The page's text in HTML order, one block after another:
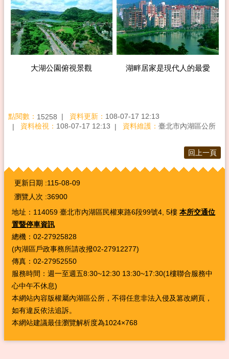
大湖公園俯視景觀 湖畔居家是現代人的最愛
點閱數： 15258 資料更新： 108-07-17 12:13
資料檢視： 108-07-17 12:13 資料維護： 臺北市內湖區公所
回上一頁
:::
更新日期
115-08-09
瀏覽人次 36900
地址：114059 臺北市內湖區民權東路6段99號4, 5樓 本所交通位
置暨停車資訊
總機：02-27925828
(內湖區戶政事務所請改撥02-27912277)
傳真：02-27952550
服務時間：週一至週五8:30~12:30 13:30~17:30(1樓聯合服務中
心中午不休息)
本網站內容版權屬內湖區公所，不得任意非法入侵及篡改網頁，
如有違反依法追訴。
本網站建議最佳瀏覽解析度為1024×768